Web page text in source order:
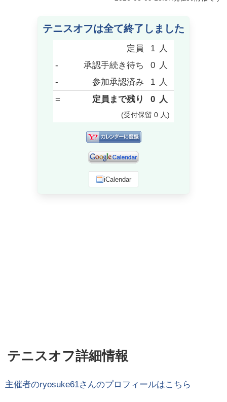
テニスオフは全て終了しました
定員 1 人
-
承認手続き待ち 0 人
-
参加承認済み 1 人
=
定員まで残り 0 人
(受付保留 0 人)
iCalendar
テニスオフ詳細情報
主催者のryosuke61さんのプロフィールはこちら